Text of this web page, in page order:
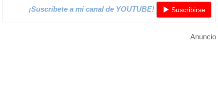
¡Suscríbete a mi canal de YOUTUBE! Suscribirse
Anuncio